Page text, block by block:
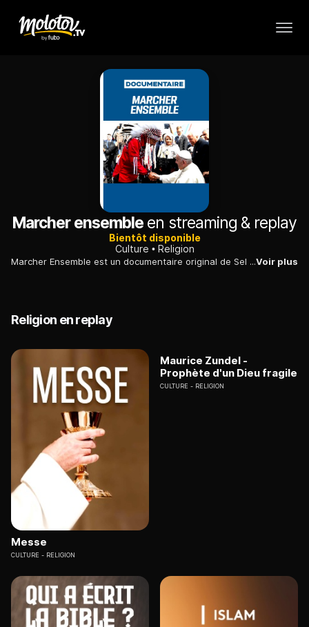
Marcher ensemble en streaming & replay
Bientôt disponible
Culture
Religion
Marcher Ensemble est un documentaire original de Sel + Lumière Média sur les pensionnats du Canada, le processus de réconciliation en cours qui a conduit aux excuses du pape François en 2022.Voir plus
Religion en replay
Messe
CULTURE RELIGION
Maurice Zundel -
Prophète d'un Dieu fragile
CULTURE RELIGION